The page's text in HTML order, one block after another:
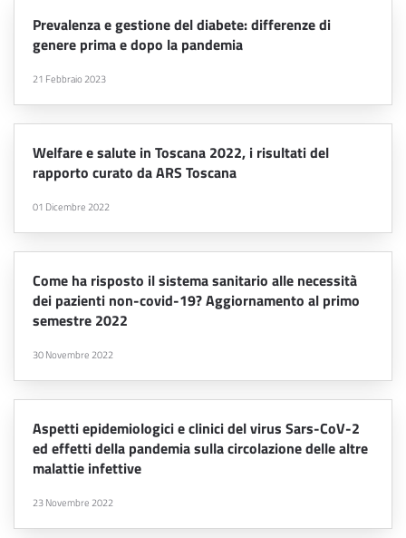
Prevalenza e gestione del diabete: differenze di
genere prima e dopo la pandemia
21 Febbraio 2023
Welfare e salute in Toscana 2022, i risultati del
rapporto curato da ARS Toscana
01 Dicembre 2022
Come ha risposto il sistema sanitario alle necessità
dei pazienti non-covid-19? Aggiornamento al primo
semestre 2022
30 Novembre 2022
Aspetti epidemiologici e clinici del virus Sars-CoV-2
ed effetti della pandemia sulla circolazione delle altre
malattie infettive
23 Novembre 2022